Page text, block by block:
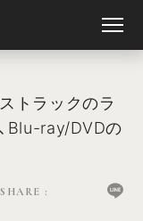
トラックのラ
Blu-ray/DVDの